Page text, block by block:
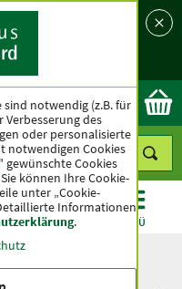
Ok
TOPSELLER MENÜ
sind notwendig (z.B. für
des
oder personalisierte
notwendigen Cookies
" gewünschte Cookies
können Ihre Cookie-
unter „Cookie-
Informationen
.